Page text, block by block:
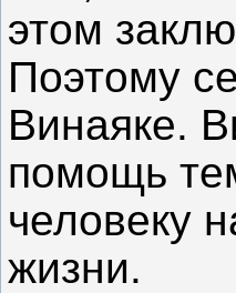
этом
Поэтому
Винаяке.
помощь
человеку
жизни.